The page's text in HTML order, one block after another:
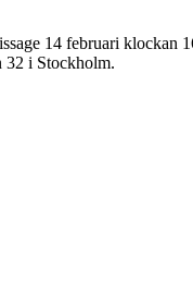
14 februari klockan
32 i Stockholm.